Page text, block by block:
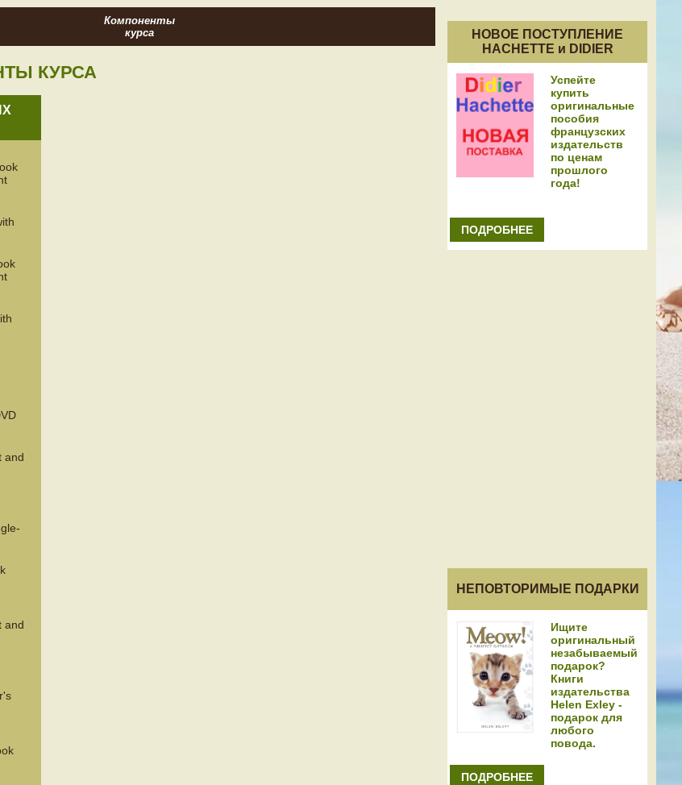
Компоненты
курса
КУРСА
and
and
НОВОЕ ПОСТУПЛЕНИЕ
HACHETTE и DIDIER
Успейте
купить
оригинальные
пособия
французских
издательств
по ценам
прошлого
года!
ПОДРОБНЕЕ
НЕПОВТОРИМЫЕ ПОДАРКИ
Ищите
оригинальный
незабываемый
подарок?
Книги
издательства
Helen Exley -
подарок для
любого
повода.
ПОДРОБНЕЕ